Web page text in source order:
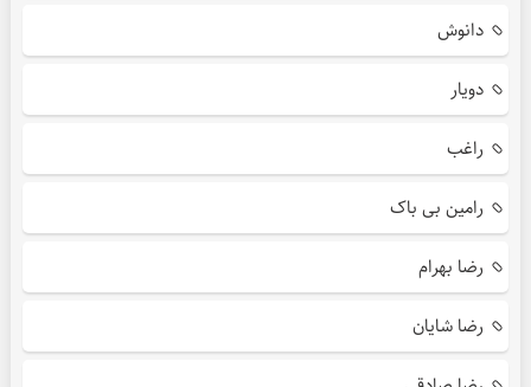
دانوش
دویار
راغب
رامین بی باک
رضا بهرام
رضا شایان